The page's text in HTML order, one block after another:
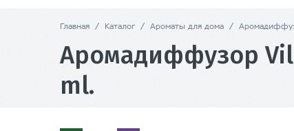
Главная / Каталог / Ароматы для дома /
Аромадиффузор
ml.